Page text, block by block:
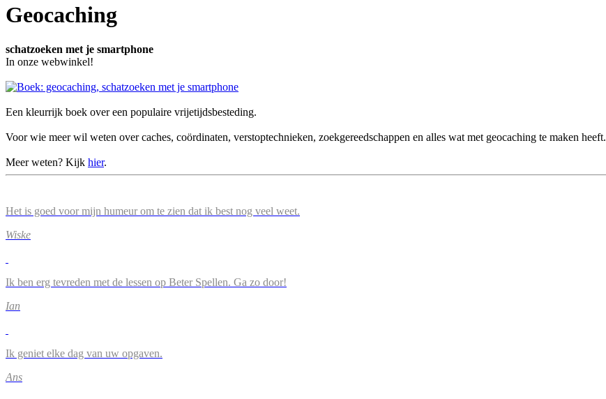
Geocaching
schatzoeken met je smartphone
In onze webwinkel!
Een kleurrijk boek over een populaire vrijetijdsbesteding.
Voor wie meer wil weten over caches, coördinaten, verstoptechnieken, zoekgereedschappen en alles wat met geocaching te maken heeft.
Meer weten? Kijk hier.
Het is goed voor mijn humeur om te zien dat ik best nog veel weet.
Wiske
Ik ben erg tevreden met de lessen op Beter Spellen. Ga zo door!
Ian
Ik geniet elke dag van uw opgaven.
Ans